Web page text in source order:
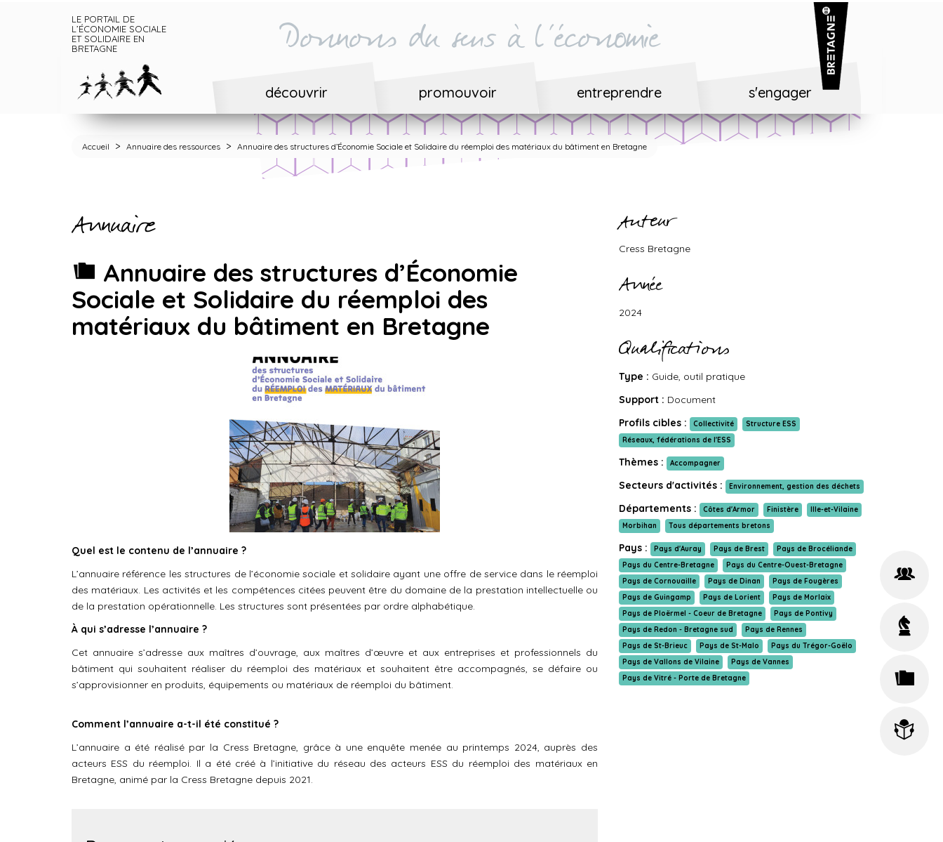
LE PORTAIL DE
L’ÉCONOMIE SOCIALE
ET SOLIDAIRE EN
BRETAGNE
Donnons du sens à l'économie
découvrir promouvoir entreprendre s'engager
Accueil > Annuaire des ressources > Annuaire des structures d’Économie Sociale et Solidaire du réemploi des matériaux du bâtiment en Bretagne
Annuaire
Annuaire des structures d’Économie
Sociale et Solidaire du réemploi des
matériaux du bâtiment en Bretagne
Quel est le contenu de l’annuaire ?
L’annuaire référence les structures de l’économie sociale et solidaire ayant une offre de service dans le réemploi
des matériaux. Les activités et les compétences citées peuvent être du domaine de la prestation intellectuelle ou
de la prestation opérationnelle. Les structures sont présentées par ordre alphabétique.
À qui s’adresse l’annuaire ?
Cet annuaire s’adresse aux maîtres d’ouvrage, aux maîtres d’œuvre et aux entreprises et professionnels du
bâtiment qui souhaitent réaliser du réemploi des matériaux et souhaitent être accompagnés, se défaire ou
s’approvisionner en produits, équipements ou matériaux de réemploi du bâtiment.
Comment l’annuaire a-t-il été constitué ?
L’annuaire a été réalisé par la Cress Bretagne, grâce à une enquête menée au printemps 2024, auprès des
acteurs ESS du réemploi. Il a été créé à l’initiative du réseau des acteurs ESS du réemploi des matériaux en
Bretagne, animé par la Cress Bretagne depuis 2021.
Auteur
Cress Bretagne
Année
2024
Qualifications
Type : Guide, outil pratique
Support : Document
Profils cibles :
Collectivité
Structure ESS
Réseaux, fédérations de l'ESS
Thèmes : Accompagner
Secteurs d'activités : Environnement, gestion des déchets
Départements : Côtes d'Armor Finistère
Ille-et-Vilaine
Morbihan
Tous départements bretons
Pays : Pays d'Auray Pays de Brest
Pays de Brocéliande
Pays du Centre-Bretagne
Pays du Centre-Ouest-Bretagne
Pays de Cornouaille
Pays de Dinan
Pays de Fougères
Pays de Guingamp
Pays de Lorient
Pays de Morlaix
Pays de Ploërmel - Coeur de Bretagne
Pays de Pontivy
Pays de Redon - Bretagne sud
Pays de Rennes
Pays de St-Brieuc
Pays de St-Malo
Pays du Trégor-Goëlo
Pays de Vallons de Vilaine
Pays de Vannes
Pays de Vitré - Porte de Bretagne